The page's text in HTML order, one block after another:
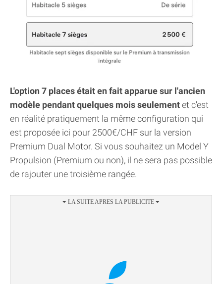
L'option 7 places était en fait apparue sur l'ancien
modèle pendant quelques mois seulementet c'est
en réalité pratiquement la même configuration qui
est proposée ici pour 2500€/CHF sur la version
Premium Dual Motor. Si vous souhaitez un Model Y
Propulsion (Premium ou non), il ne sera pas possible
de rajouter une troisième rangée.